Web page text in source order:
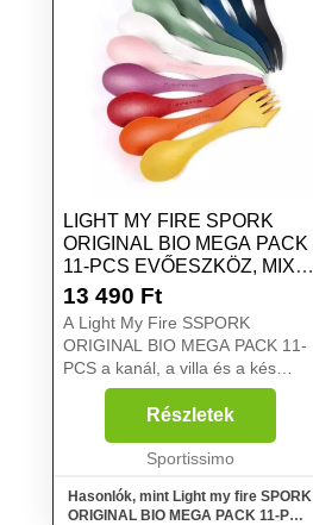
LIGHT MY FIRE SPORK
ORIGINAL BIO MEGA PACK
11-PCS EVŐESZKÖZ, MIX,
MÉRET
13 490 Ft
A Light My Fire SSPORK
ORIGINAL BIO MEGA PACK 11-
PCS a kanál, a villa és a kés
kombinációja. Egy kis civilizációt
visz a vadonba, és egy kis vadont
a civilizációba. Kis súlyának és
kompakt kialakításá...
Részletek
Sportissimo
Hasonlók, mint Light my fire SPORK
ORIGINAL BIO MEGA PACK 11-PCS